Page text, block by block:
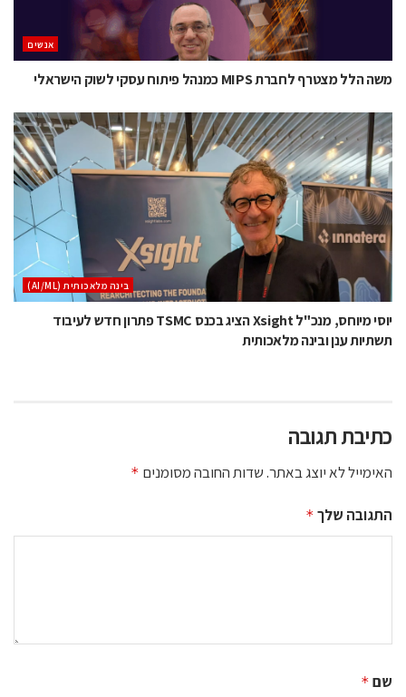
אנשים
משה הלל מצטרף לחברת MIPS כמנהל פיתוח עסקי לשוק הישראלי
בינה מלאכותית (AI/ML)
יוסי מיוחס, מנכ"ל Xsight הציג בכנס TSMC פתרון חדש לעיבוד
תשתיות ענן ובינה מלאכותית
כתיבת תגובה
האימייל לא יוצג באתר.שדות החובה מסומנים *
התגובה שלך *
שם *